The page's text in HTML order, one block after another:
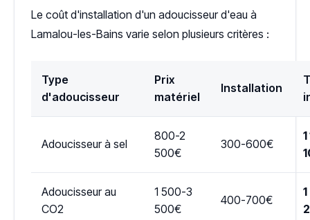
Le coût d'installation d'un adoucisseur d'eau à
Lamalou-les-Bains varie selon plusieurs critères :
Type
d'adoucisseur
Prix
matériel
Installation
Adoucisseur à sel
800-2
500€
300-600€
Adoucisseur au
CO2
1 500-3
500€
400-700€